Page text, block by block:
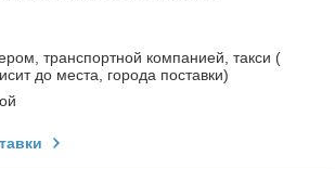
транспортной компанией, такси (
до места, города поставки)